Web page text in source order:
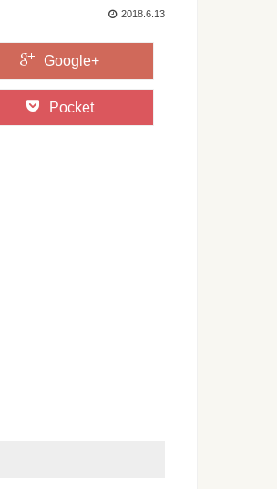
2018.6.13
Google+
Pocket